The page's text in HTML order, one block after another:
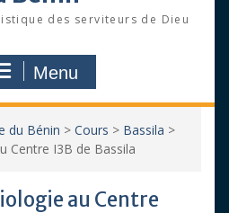
des serviteurs de Dieu
Menu
du Bénin > Cours > Bassila >
Centre I3B de Bassila
au Centre